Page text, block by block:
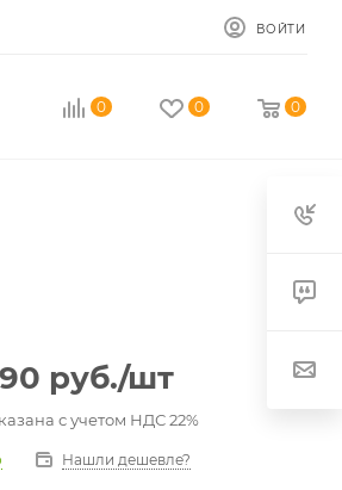
ВОЙТИ
0 0 0
руб./шт
с учетом НДС 22%
Нашли дешевле?